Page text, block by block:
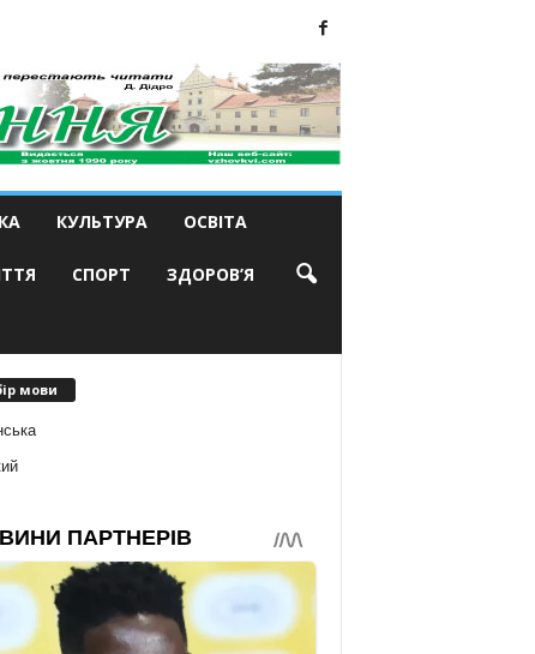
КУЛЬТУРА ОСВІТА
СПОРТ ЗДОРОВ’Я
мови